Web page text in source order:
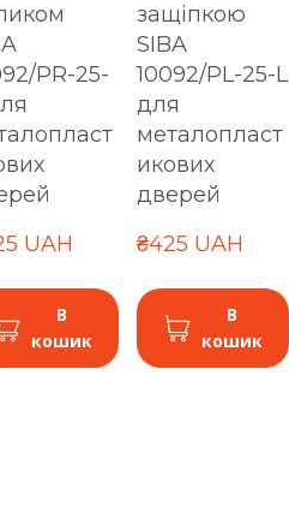
PR-25-
UAH
В
кошик
защіпкою
SIBA
10092/PL-25-L
для
металопласт
икових
дверей
₴425 UAH
В
кошик